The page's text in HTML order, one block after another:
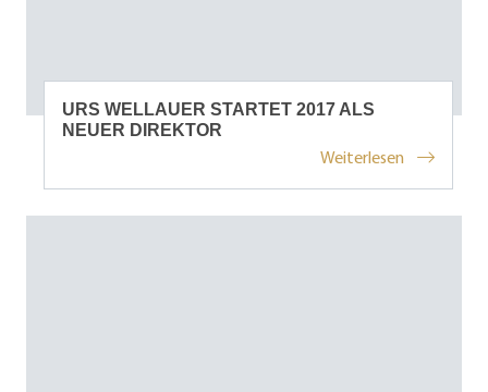
URS WELLAUER STARTET 2017 ALS
NEUER DIREKTOR
Weiterlesen